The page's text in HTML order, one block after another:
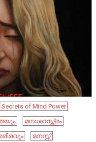
Secrets of Mind Power
മനഃശാസ്ത്രം
മനസ്സ്